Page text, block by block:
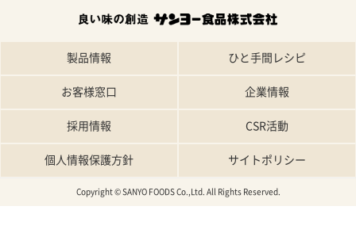
製品情報 ひと手間レシピ
お客様窓口 企業情報
採用情報 CSR活動
個人情報保護方針 サイトポリシー
Copyright © SANYO FOODS Co.,Ltd. All Rights Reserved.